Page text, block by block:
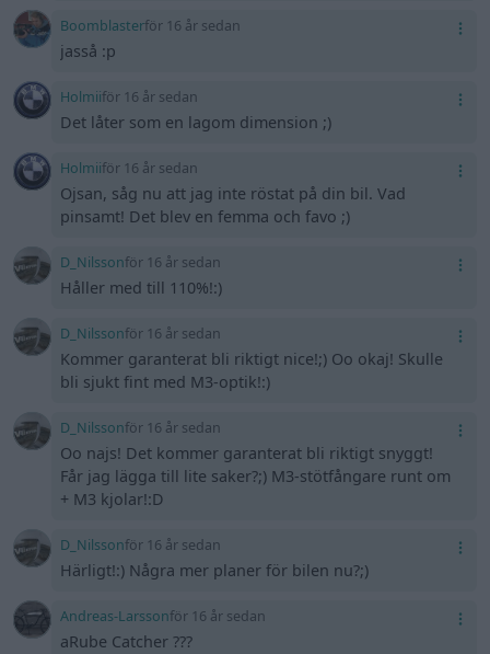
Boomblasterför 16 år sedan
jasså :p
Holmiiför 16 år sedan
Det låter som en lagom dimension ;)
Holmiiför 16 år sedan
Ojsan, såg nu att jag inte röstat på din bil. Vad
pinsamt! Det blev en femma och favo ;)
D_Nilssonför 16 år sedan
Håller med till 110%!:)
D_Nilssonför 16 år sedan
Kommer garanterat bli riktigt nice!;) Oo okaj! Skulle
bli sjukt fint med M3-optik!:)
D_Nilssonför 16 år sedan
Oo najs! Det kommer garanterat bli riktigt snyggt!
Får jag lägga till lite saker?;) M3-stötfångare runt om
+ M3 kjolar!:D
D_Nilssonför 16 år sedan
Härligt!:) Några mer planer för bilen nu?;)
Andreas-Larssonför 16 år sedan
aRube Catcher ???